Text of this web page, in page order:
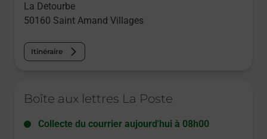
La Detourbe
50160 Saint Amand Villages
Itinéraire
Boîte aux lettres La Poste
Collecte du courrier aujourd'hui à 08h00